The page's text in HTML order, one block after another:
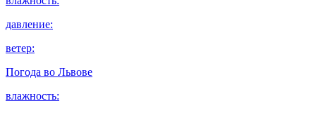
давление:
ветер:
Погода во Львове
влажность: